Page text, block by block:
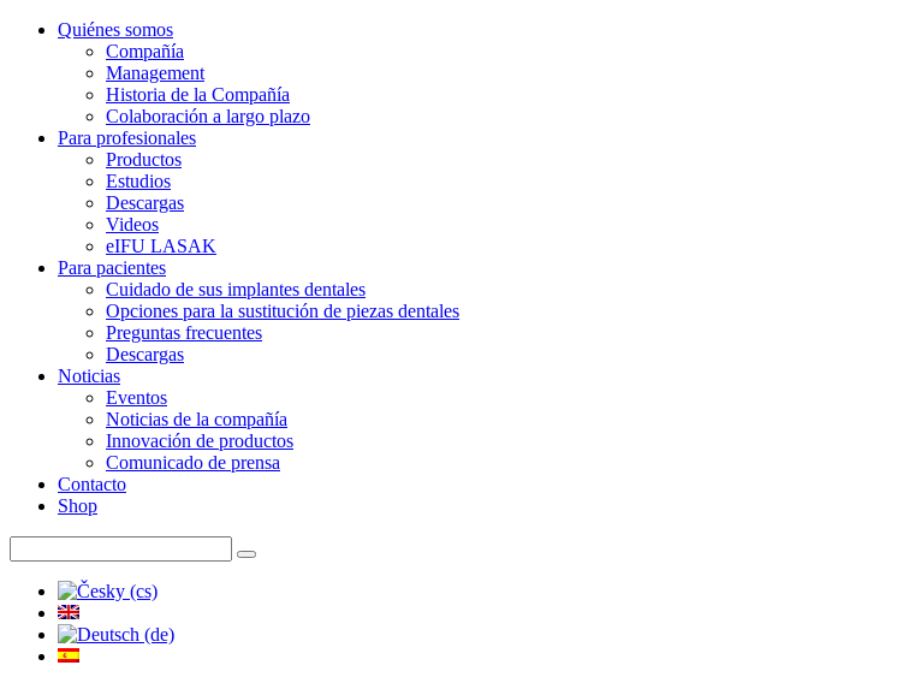
Quiénes somos
Compañía
Management
Historia de la Compañía
Colaboración a largo plazo
Para profesionales
Productos
Estudios
Descargas
Videos
eIFU LASAK
Para pacientes
Cuidado de sus implantes dentales
Opciones para la sustitución de piezas dentales
Preguntas frecuentes
Descargas
Noticias
Eventos
Noticias de la compañía
Innovación de productos
Comunicado de prensa
Contacto
Shop